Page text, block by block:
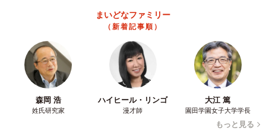
まいどなファミリー
（新着記事順）
森岡 浩
姓氏研究家
ハイヒール・リンゴ
漫才師
大江 篤
園田学園女子大学学長
もっと見る